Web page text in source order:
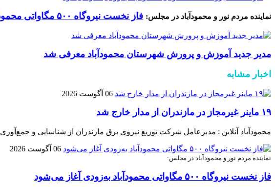
نماینده مردم نور و محمودآباد در مجلس: فاز نخست نیروگاه ۵۰۰ مگاواتی محمودآباد به‌زودی آغاز می‌شود
مدیر جدید آموزش و پرورش شهرستان محمودآباد معرفی شد
اخبار مشابه
06 آگوست 2026
۱۹ ماینر غیرمجاز در مازندران از مدار خارج شد
محمودآباد آنلاین : مدیرعامل شرکت توزیع نیروی برق مازندران از شناسایی و جمع‌آوری ۱۹ دستگاه استخراج غیرمجاز رمز ارز در نیمه نخست مردادماه خبر داد .
06 آگوست 2026
نماینده مردم نور و محمودآباد در مجلس:
فاز نخست نیروگاه ۵۰۰ مگاواتی محمودآباد به‌زودی آغاز می‌شود